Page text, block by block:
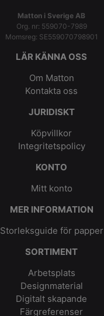
Matton i Sverige AB
Org. nr: 559070-7989
Momsreg: SE559070798901
LÄR KÄNNA OSS
Om Matton
Kontakta oss
JURIDISKT
Köpvillkor
Integritetspolicy
KONTO
Mitt konto
MER INFORMATION
Storleksguide för papper
SORTIMENT
Arbetsplats
Designmaterial
Digitalt skapande
Färgreferenser